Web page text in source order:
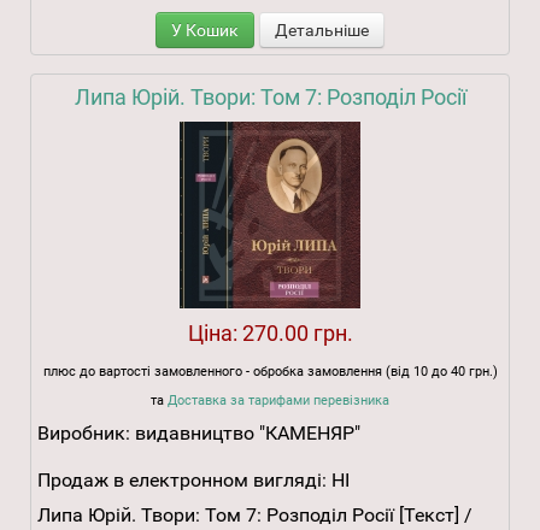
У Кошик Детальніше
Липа Юрій. Твори: Том 7: Розподіл Росії
Ціна: 270.00 грн.
плюс до вартості замовленного - обробка замовлення (від 10 до 40 грн.)
та Доставка за тарифами перевізника
Виробник: видавництво "КАМЕНЯР"
Продаж в електронном вигляді: НІ
Липа Юрій. Твори: Том 7: Розподіл Росії [Текст] /